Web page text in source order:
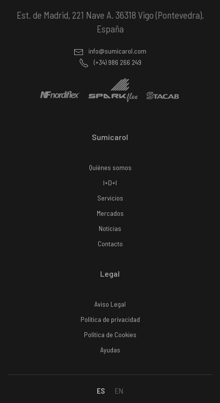
Est. de Madrid, 221 Nave A. 36318 Vigo (Pontevedra).
España
info@sumicarol.com
(+34) 986 266 249
Sumicarol
Quiénes somos
I+D+I
Servicios
Mercados
Noticias
Contacto
Legal
Aviso Legal
Política de privacidad
Política de Cookies
Ayudas
ES EN